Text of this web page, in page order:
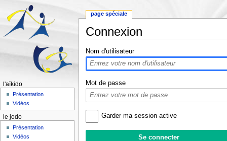
Connexion
Nom d'utilisateur
Mot de passe
Garder ma session active
page spéciale
l'aïkido
Présentation
Vidéos
le jodo
Présentation
Vidéos